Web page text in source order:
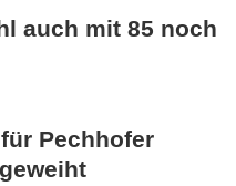
auch mit 85 noch
Pechhofer